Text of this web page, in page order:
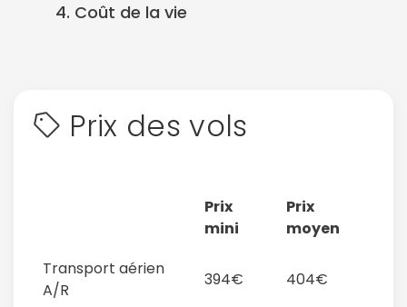
4. Coût de la vie
Prix des vols
Prix
mini
Prix
moyen
Transport aérien
A/R
394€ 404€